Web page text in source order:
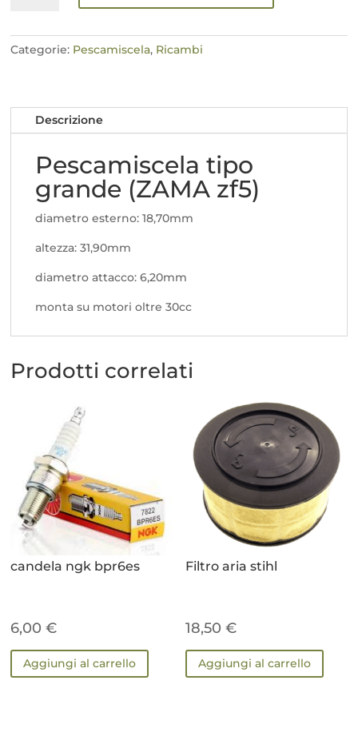
quantità
Categorie: Pescamiscela, Ricambi
Descrizione
Pescamiscela tipo
grande (ZAMA zf5)
diametro esterno: 18,70mm
altezza: 31,90mm
diametro attacco: 6,20mm
monta su motori oltre 30cc
Prodotti correlati
candela ngk bpr6es
6,00€
Aggiungi al carrello
Filtro aria stihl
18,50€
Aggiungi al carrello